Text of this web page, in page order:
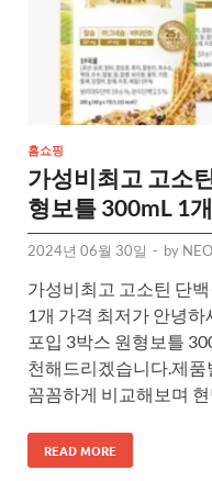
홈쇼핑
가성비최고 고소
형보틀 300mL 1
2024년 06월 30일 - by NEO
가성비최고 고소틴 단
1개 가격 최저가 안녕
포입 3박스 원형보틀
천해드리겠습니다.제품
꼼꼼하게 비교해보며
READ MORE